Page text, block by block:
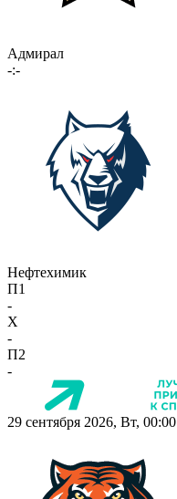
Адмирал
-:-
Нефтехимик
П1
-
X
-
П2
-
29 сентября 2026, Вт, 00:00